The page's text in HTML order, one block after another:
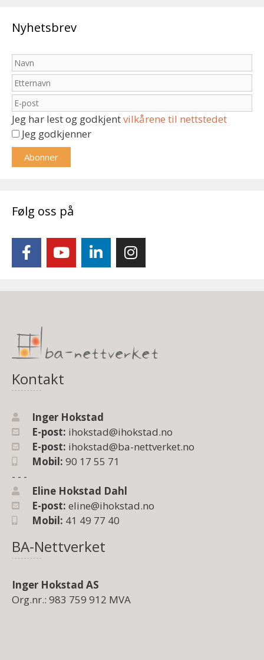
Nyhetsbrev
Jeg har lest og godkjentvilkårene til nettstedet
Jeg godkjenner
Følg oss på
Kontakt
Inger Hokstad
E-post: ihokstad@ihokstad.no
E-post: ihokstad@ba-nettverket.no
Mobil: 90 17 55 71
- - -
Eline Hokstad Dahl
E-post: eline@ihokstad.no
Mobil: 41 49 77 40
BA-Nettverket
Inger Hokstad AS
Org.nr.: 983 759 912 MVA